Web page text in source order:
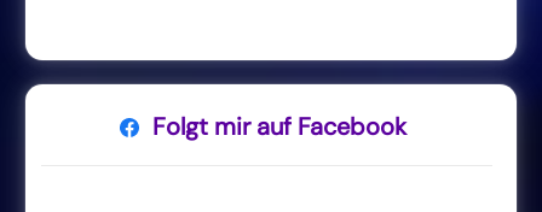
Folgt mir auf Facebook